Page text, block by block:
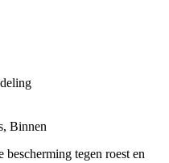
Binnen
bescherming tegen roest en